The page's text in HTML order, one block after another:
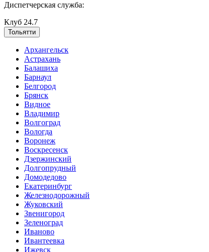
Диспетчерская служба:
Клуб 24.7
Тольятти
Архангельск
Астрахань
Балашиха
Барнаул
Белгород
Брянск
Видное
Владимир
Волгоград
Вологда
Воронеж
Воскресенск
Дзержинский
Долгопрудный
Домодедово
Екатеринбург
Железнодорожный
Жуковский
Звенигород
Зеленоград
Иваново
Ивантеевка
Ижевск